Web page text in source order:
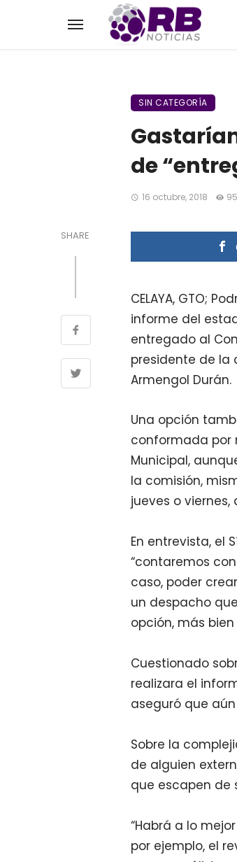
SIN CATEGORÍA
de
16 octubre, 2018
SHARE
CELAYA, GTO;
informe del
entregado al
presidente de la
Armengol Durán.
Una opción
conformada por
Municipal,
la comisión,
jueves o
En entrevista, el
“contaremos
caso, poder
un despacho
opción, más
Cuestionado
realizara el
aseguró que
Sobre la
de alguien
que escapen de
“Habrá a lo
por ejemplo, el